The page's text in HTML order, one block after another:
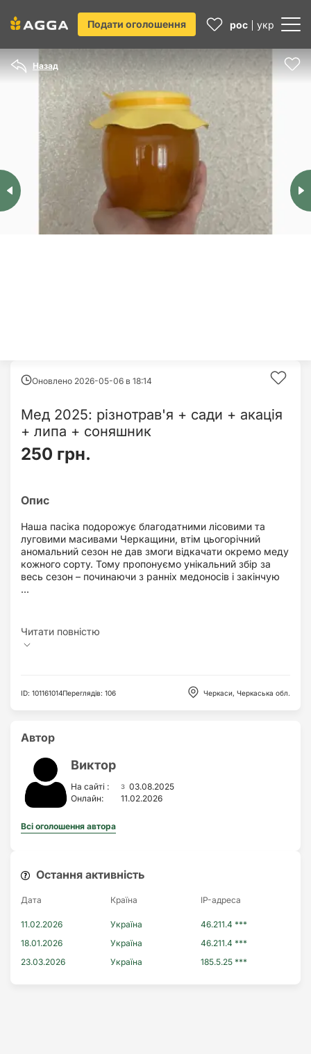
Подати оголошення рос укр
Назад
Оновлено 2026-05-06 в 18:14
Мед 2025: різнотрав'я + сади + акація
+ липа + соняшник
250 грн.
Наша пасіка подорожує благодатними лісовими та
луговими масивами Черкащини, втім цьогорічний
аномальний сезон не дав змоги відкачати окремо меду
кожного сорту. Тому пропонуємо унікальний збір за
весь сезон – починаючи з ранніх медоносів і закінчую
...
ID: 101161014Переглядів: 106 Черкаси, Черкаська обл.
Автор
Виктор
На сайті : з 03.08.2025
Онлайн:
11.02.2026
Всі оголошення автора
Остання активність
Дата Країна IP-адреса
11.02.2026 Україна
46.211.4 ***
18.01.2026
Україна
46.211.4 ***
23.03.2026
Україна 185.5.25 ***